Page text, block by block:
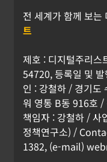
전 세계가 함께 보는
트
제호 : 디지털주리스
54720, 등록일 및
인 : 강철하 / 경기도
워 영통 B동 916호 /
책임자 : 강철하 /
정책연구소) /
1382, (e-mail)